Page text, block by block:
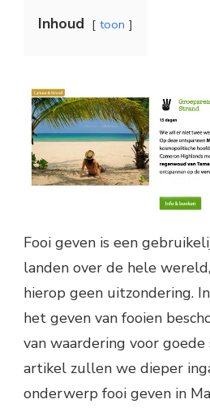
Inhoud toon
Fooi geven is een
landen over de hele
hierop geen uitzondering.
het geven van fooien
van waardering voor goede
artikel zullen we dieper
onderwerp fooi geven in